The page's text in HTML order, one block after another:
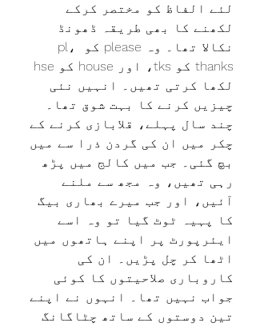
لئے الفاظ کو مختصر کرکے
لکھنے کا بھی طریقہ ڈھونڈ
نکالا تھا۔ وہ please کو pl،
لکھا کرتی تھیں۔ انہيں نئی
چیزیں کرنے کا بہت شوق تھا۔
چند سال پہلے، قلابازی کرنے کے
چکر میں ان کی گردن ذرا سے میں
بچ گئی۔ جب میں کالج میں پڑھ
رہی تھیں، وہ مجھ سے ملنے
آئيں، اور جب میرے بھاری بیگ
کا پہیہ ٹوٹ گیا تو وہ اسے
ایئرپورٹ پر اپنے ہاتھوں میں
اٹھا کر چل پڑيں۔ ان کی
کاروباری صلاحیتوں کا کوئی
جواب نہيں تھا۔ انہوں نے اپنے
تین دوستوں کے ساتھ چٹاگانگ